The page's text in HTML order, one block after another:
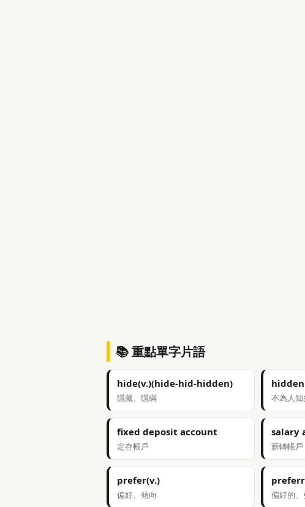
📚 重點單字片語
hide(v.)(hide-hid-hidden)
隱藏、隱瞞 不為人知
fixed deposit account
定存帳戶
salary
薪轉帳戶
prefer(v.)
偏好、傾向 偏好的